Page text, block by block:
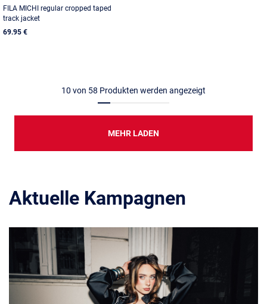
FILA MICHI regular cropped taped
track jacket
69.95 €
10 von 58 Produkten werden angezeigt
MEHR LADEN
Aktuelle Kampagnen